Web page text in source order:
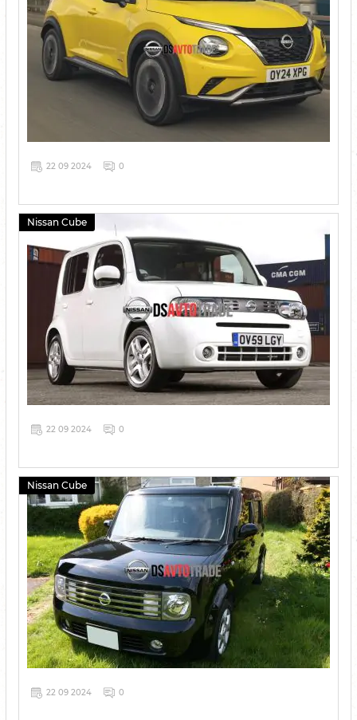
22 09 2024 0
Nissan Cube
22 09 2024 0
Nissan Cube
22 09 2024 0